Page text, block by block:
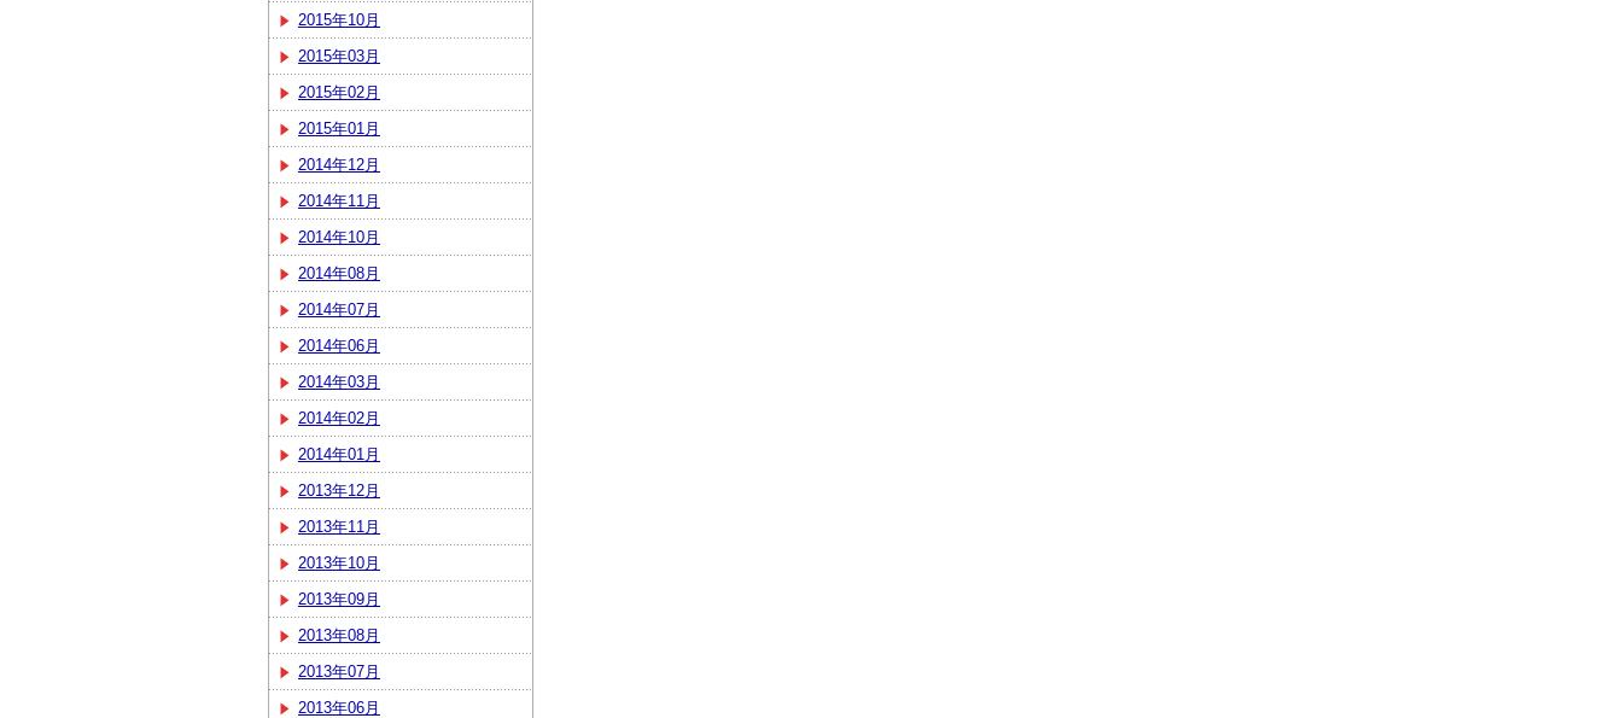
2015年10月
2015年03月
2015年02月
2015年01月
2014年12月
2014年11月
2014年10月
2014年08月
2014年07月
2014年06月
2014年03月
2014年02月
2014年01月
2013年12月
2013年11月
2013年10月
2013年09月
2013年08月
2013年07月
2013年06月